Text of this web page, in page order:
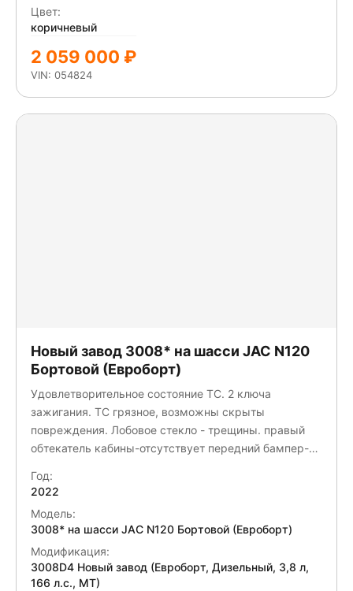
Цвет:
коричневый
2 059 000 ₽
VIN: 054824
Новый завод 3008* на шасси JAC N120
Бортовой (Евроборт)
Удовлетворительное состояние ТС. 2 ключа
зажигания. ТС грязное, возможны скрыты
повреждения. Лобовое стекло - трещины. правый
обтекатель кабины-отсутствует передний бампер-
подкрылок-разбит левый отбойник-замятине тент-
левый фонарь-закрепить задний левый брызговик-
отсутстсвует левое обьемное зеркало-разбито
тахограф-отсутствует химчистка\мойка крыло
заднее правое отсутстсвует акб-зарядка
Год:
2022
Модель:
3008* на шасси JAC N120 Бортовой (Евроборт)
Модификация:
3008D4 Новый завод (Евроборт, Дизельный, 3,8 л,
166 л.с., МТ)